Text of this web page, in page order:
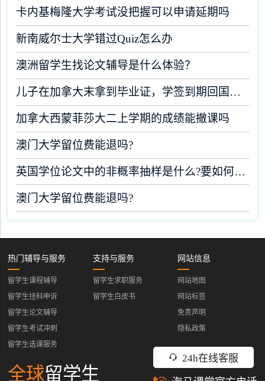
卡内基梅隆大学考试没把握可以申请延期吗
新南威尔士大学错过Quiz怎么办
澳洲留学生找论文辅导是什么体验？
儿子在加拿大末拿到毕业证，学签到期回国了有办法补救吗
加拿大西蒙菲莎大二上学期的成绩能撤课吗
澳门大学留位费能退吗?
英国学位论文中的非概率抽样是什么?要如何完成?
澳门大学留位费能退吗?
24h在线客服
热门辅导与服务
留学生课程辅导
留学生挂科申诉
留学生论文辅导
留学生考试冲刺
留学生选课服务
支持与服务
留学生求职服务
留学生白皮书
网站信息
网站地图
网站标签
免责声明
隐私政策
全球留学生